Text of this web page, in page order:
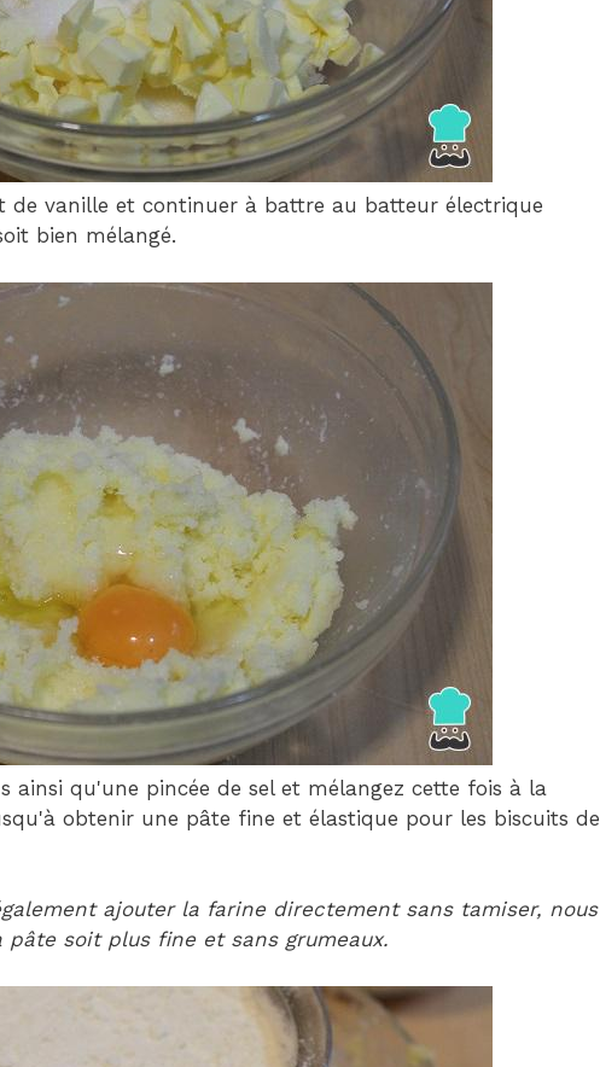
vanille et continuer à battre au batteur électrique
bien mélangé.
ainsi qu'une pincée de sel et mélangez cette fois à la
obtenir une pâte fine et élastique pour les biscuits de
ajouter la farine directement sans tamiser, nous
soit plus fine et sans grumeaux.